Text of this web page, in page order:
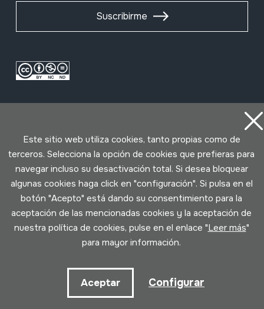
Suscribirme
Condiciones de uso
Política de privacidad
Política de cookies
Desarrollado por Lotura
Este sitio web utiliza cookies, tanto propias como de
terceros. Selecciona la opción de cookies que prefieras para
navegar incluso su desactivación total. Si desea bloquear
algunas cookies haga click en "configuración". Si pulsa en el
botón "Acepto" está dando su consentimiento para la
aceptación de las mencionadas cookies y la aceptación de
nuestra política de cookies, pulse en el enlace "Leer más"
para mayor información.
Aceptar Configurar